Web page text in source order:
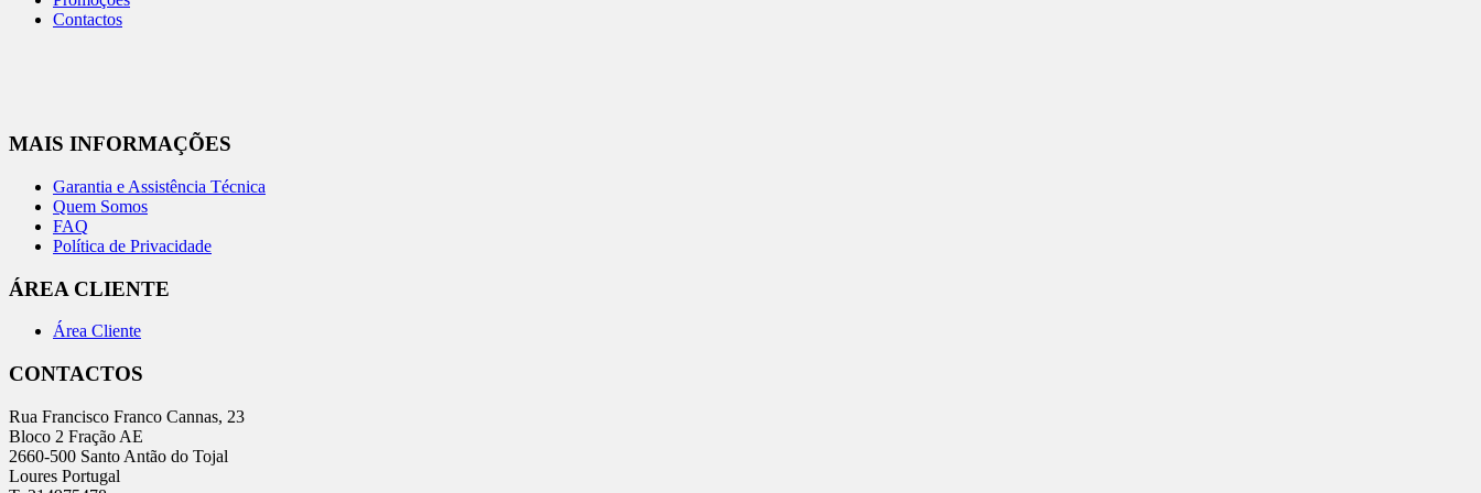
Contactos
MAIS INFORMAÇÕES
Garantia e Assistência Técnica
Quem Somos
FAQ
Política de Privacidade
ÁREA CLIENTE
Área Cliente
CONTACTOS
Rua Francisco Franco Cannas, 23
Bloco 2 Fração AE
2660-500 Santo Antão do Tojal
Loures Portugal